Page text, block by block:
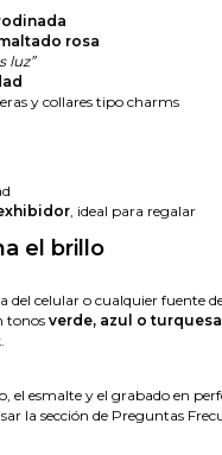
rosa
luz”
y collares tipo charms
, ideal para regalar
el brillo
del celular o cualquier fuente
tonos verde, azul o turquesa
el esmalte y el grabado en
la sección de Preguntas